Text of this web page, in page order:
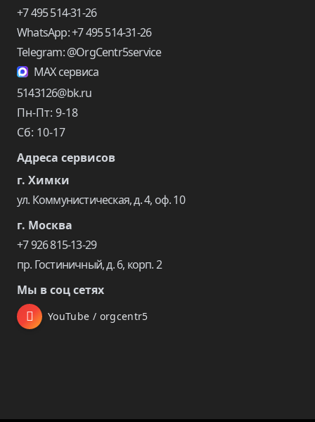
+7 495 514-31-26
WhatsApp: +7 495 514-31-26
Telegram: @OrgCentr5service
MAX сервиса
5143126@bk.ru
Пн-Пт: 9-18
Сб: 10-17
Адреса сервисов
г. Химки
ул. Коммунистическая, д. 4, оф. 10
г. Москва
+7 926 815-13-29
пр. Гостиничный, д. 6, корп. 2
Мы в соц сетях
YouTube / orgcentr5